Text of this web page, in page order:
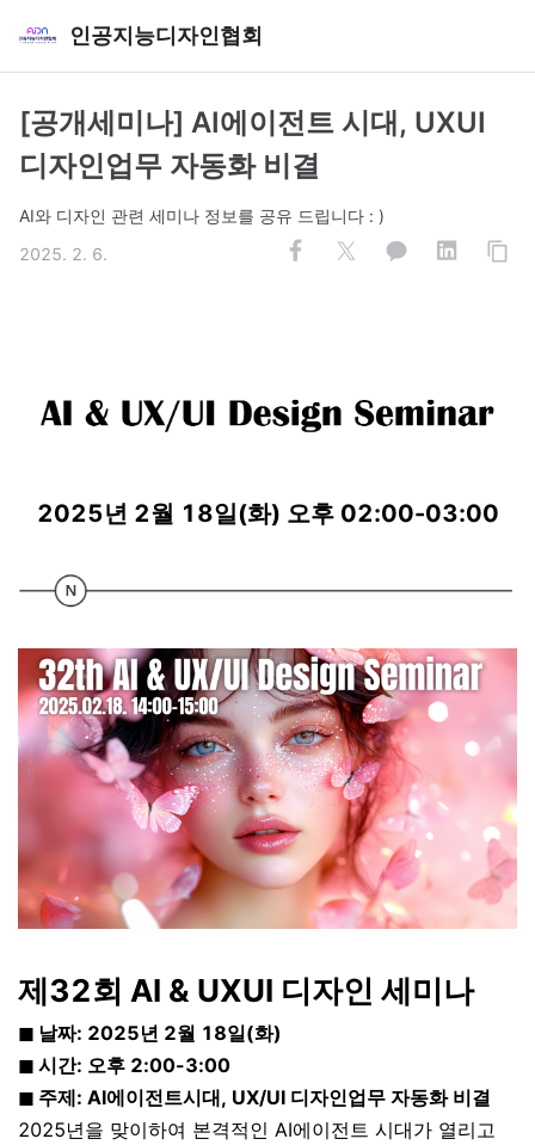
인공지능디자인협회
[공개세미나] AI에이전트 시대, UXUI
디자인업무 자동화 비결
AI와 디자인 관련 세미나 정보를 공유 드립니다 : )
2025. 2. 6.
2025년 2월 18일(화) 오후 02:00-03:00
제32회 AI & UXUI 디자인 세미나
◼ 날짜: 2025년 2월 18일(화)
◼ 시간: 오후 2:00-3:00
◼ 주제: AI에이전트시대, UX/UI 디자인업무 자동화 비결
2025년을 맞이하여 본격적인 AI에이전트 시대가 열리고